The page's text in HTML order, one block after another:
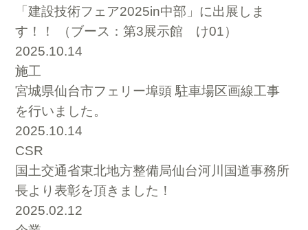
「建設技術フェア2025in中部」に出展しま
す！！ （ブース：第3展示館 け01）
2025.10.14
施工
宮城県仙台市フェリー埠頭 駐車場区画線工事
を行いました。
2025.10.14
CSR
国土交通省東北地方整備局仙台河川国道事務所
長より表彰を頂きました！
2025.02.12